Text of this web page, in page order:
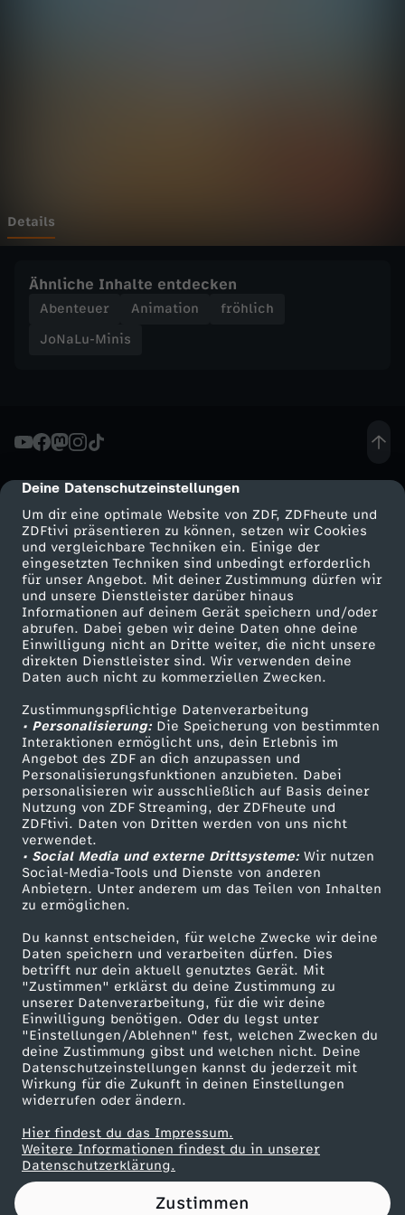
cmp-dialog-description
Deine Datenschutzeinstellungen
Um dir eine optimale Website von ZDF, ZDFheute und
ZDFtivi präsentieren zu können, setzen wir Cookies
und vergleichbare Techniken ein. Einige der
eingesetzten Techniken sind unbedingt erforderlich
für unser Angebot. Mit deiner Zustimmung dürfen wir
und unsere Dienstleister darüber hinaus
Informationen auf deinem Gerät speichern und/oder
abrufen. Dabei geben wir deine Daten ohne deine
Einwilligung nicht an Dritte weiter, die nicht unsere
direkten Dienstleister sind. Wir verwenden deine
Daten auch nicht zu kommerziellen Zwecken.
Zustimmungspflichtige Datenverarbeitung
• Personalisierung:Die Speicherung von bestimmten
Interaktionen ermöglicht uns, dein Erlebnis im
Angebot des ZDF an dich anzupassen und
Personalisierungsfunktionen anzubieten. Dabei
personalisieren wir ausschließlich auf Basis deiner
Nutzung von ZDF Streaming, der ZDFheute und
ZDFtivi. Daten von Dritten werden von uns nicht
verwendet.
• Social Media und externe Drittsysteme:Wir nutzen
Social-Media-Tools und Dienste von anderen
Anbietern. Unter anderem um das Teilen von Inhalten
zu ermöglichen.
Du kannst entscheiden, für welche Zwecke wir deine
Daten speichern und verarbeiten dürfen. Dies
betrifft nur dein aktuell genutztes Gerät. Mit
"Zustimmen" erklärst du deine Zustimmung zu
unserer Datenverarbeitung, für die wir deine
Einwilligung benötigen. Oder du legst unter
"Einstellungen/Ablehnen" fest, welchen Zwecken du
deine Zustimmung gibst und welchen nicht. Deine
Datenschutzeinstellungen kannst du jederzeit mit
Wirkung für die Zukunft in deinen Einstellungen
widerrufen oder ändern.
Hier findest du das Impressum.
Weitere Informationen findest du in unserer
Datenschutzerklärung.
Zustimmen
-
A
l
s
,
w
a
s
r
o
l
l
t
!
Details
Ähnliche Inhalte entdecken
Abenteuer Animation
fröhlich
JoNaLu-Minis
Mehr ZDF
ZDF-Apps
Smart TV
ZDFtext
Livestreams
Sendungen A-Z
TV-Programm
Service
ZDFmitreden
Kontakt zum ZDF
Tickets
Zuschauerservice
Hilfe
ZDF Unternehmen
Karriere
ZDF goes Schule
Werbefernsehen
Mainzelmännchen
Partner